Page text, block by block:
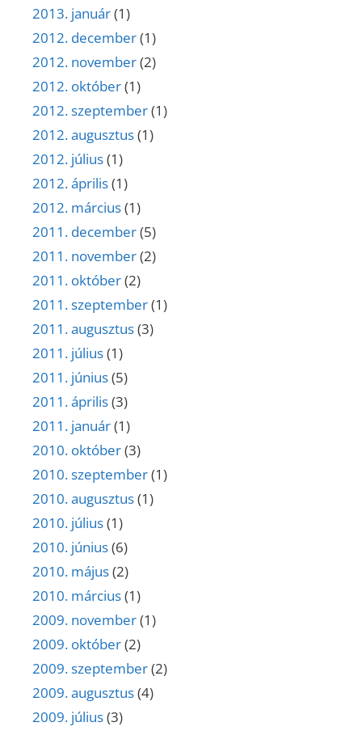
2013. január(1)
2012. december(1)
2012. november(2)
2012. október(1)
2012. szeptember(1)
2012. augusztus(1)
2012. július(1)
2012. április(1)
2012. március(1)
2011. december(5)
2011. november(2)
2011. október(2)
2011. szeptember(1)
2011. augusztus(3)
2011. július(1)
2011. június(5)
2011. április(3)
2011. január(1)
2010. október(3)
2010. szeptember(1)
2010. augusztus(1)
2010. július(1)
2010. június(6)
2010. május(2)
2010. március(1)
2009. november(1)
2009. október(2)
2009. szeptember(2)
2009. augusztus(4)
2009. július(3)